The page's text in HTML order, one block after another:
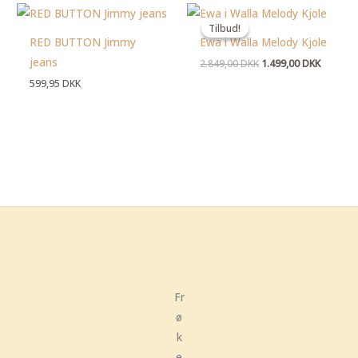
RED BUTTON Jimmy
jeans
599,95DKK
Tilbud!
Tilbud!
Ewa i Walla Melody Kjole
2.849,00DKK
Den
oprindelige
var:
2.849,00 DKK.
1.499,00DKK
Den
aktuelle
er:
Fr
ø
k